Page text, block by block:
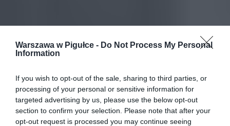
Warszawa w Pigułce - Do Not Process My Personal
Information
If you wish to opt-out of the sale, sharing to third parties, or
processing of your personal or sensitive information for
targeted advertising by us, please use the below opt-out
section to confirm your selection. Please note that after your
opt-out request is processed you may continue seeing